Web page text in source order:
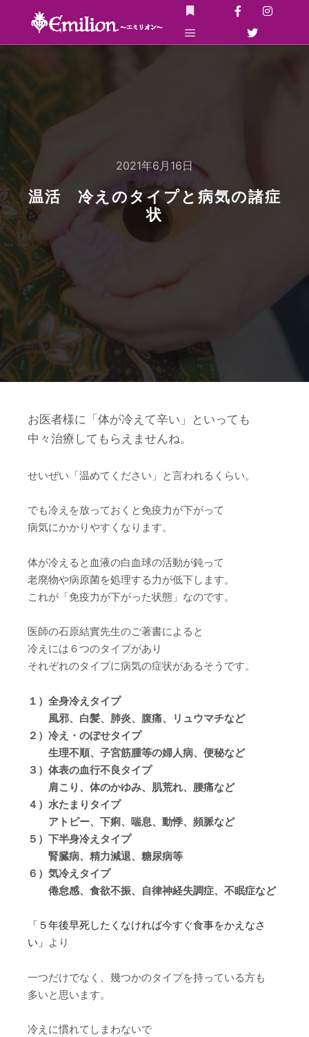
詳細
2021年6月16日
温活 冷えのタイプと病気の諸症
状
お医者様に「体が冷えて辛い」といっても
中々治療してもらえませんね。
せいぜい「温めてください」と言われるくらい。
でも冷えを放っておくと免疫力が下がって
病気にかかりやすくなります。
体が冷えると血液の白血球の活動が鈍って
老廃物や病原菌を処理する力が低下します。
これが「免疫力が下がった状態」なのです。
医師の石原結實先生のご著書によると
冷えには６つのタイプがあり
それぞれのタイプに病気の症状があるそうです。
１）全身冷えタイプ
風邪、白髪、肺炎、腹痛、リュウマチなど
２）冷え・のぼせタイプ
生理不順、子宮筋腫等の婦人病、便秘など
３）体表の血行不良タイプ
肩こり、体のかゆみ、肌荒れ、腰痛など
４）水たまりタイプ
アトピー、下痢、喘息、動悸、頻脈など
５）下半身冷えタイプ
腎臓病、精力減退、糖尿病等
６）気冷えタイプ
倦怠感、食欲不振、自律神経失調症、不眠症など
「５年後早死したくなければ今すぐ食事をかえなさ
い」 より
一つだけでなく、幾つかのタイプを持っている方も
多いと思います。
冷えに慣れてしまわないで